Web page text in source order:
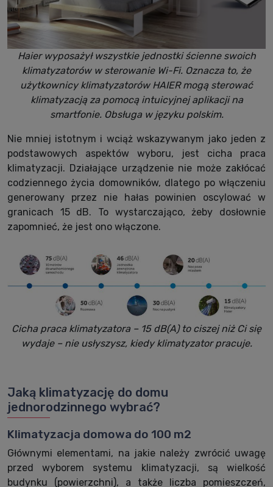
Haier wyposażył wszystkie jednostki ścienne swoich
klimatyzatorów w sterowanie Wi-Fi. Oznacza to, że
użytkownicy klimatyzatorów HAIER mogą sterować
klimatyzacją za pomocą intuicyjnej aplikacji na
smartfonie. Obsługa w języku polskim.
Nie mniej istotnym i wciąż wskazywanym jako jeden z
podstawowych aspektów wyboru, jest cicha praca
klimatyzacji. Działające urządzenie nie może zakłócać
codziennego życia domowników, dlatego po włączeniu
generowany przez nie hałas powinien oscylować w
granicach 15 dB. To wystarczająco, żeby dosłownie
zapomnieć, że jest ono włączone.
Cicha praca klimatyzatora – 15 dB(A) to ciszej niż Ci się
wydaje – nie usłyszysz, kiedy klimatyzator pracuje.
Jaką klimatyzację do domu
jednorodzinnego wybrać?
Klimatyzacja domowa do 100 m2
Głównymi elementami, na jakie należy zwrócić uwagę
przed wyborem systemu klimatyzacji, są wielkość
budynku (powierzchni), a także liczba pomieszczeń,